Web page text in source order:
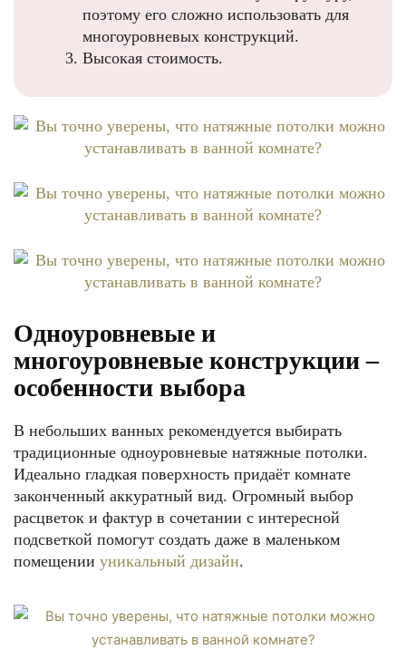
поэтому его сложно использовать для
многоуровневых конструкций.
Высокая стоимость.
Одноуровневые и
многоуровневые конструкции –
особенности выбора
В небольших ванных рекомендуется выбирать
традиционные одноуровневые натяжные потолки.
Идеально гладкая поверхность придаёт комнате
законченный аккуратный вид. Огромный выбор
расцветок и фактур в сочетании с интересной
подсветкой помогут создать даже в маленьком
помещении уникальный дизайн.